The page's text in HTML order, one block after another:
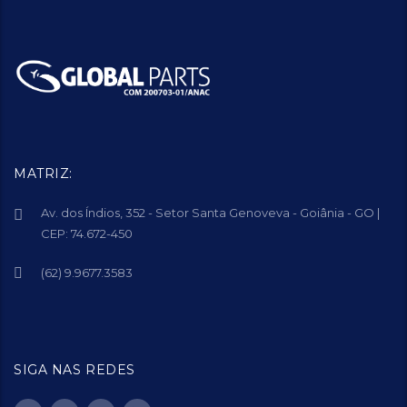
MATRIZ:
Av. dos Índios, 352 - Setor Santa Genoveva - Goiânia - GO |
CEP: 74.672-450
(62) 9.9677.3583
SIGA NAS REDES